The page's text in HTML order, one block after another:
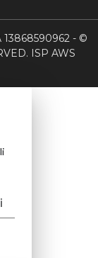
13868590962 - ©
ISP AWS